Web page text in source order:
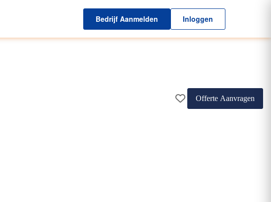
Bedrijf Aanmelden Inloggen
Offerte Aanvragen